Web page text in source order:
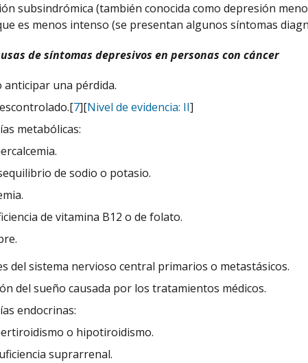
subsindrómica (también conocida como depresión
es menos intenso (se presentan algunos síntomas
de síntomas depresivos en personas con cáncer
anticipar una pérdida.
7][Nivel de evidencia: II]
metabólicas:
de sodio o potasio.
de vitamina B12 o de folato.
del sistema nervioso central primarios o metastásicos.
del sueño causada por los tratamientos médicos.
endocrinas:
o hipotiroidismo.
suprarrenal.